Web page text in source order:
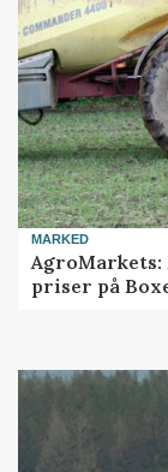
MARKED
priser på